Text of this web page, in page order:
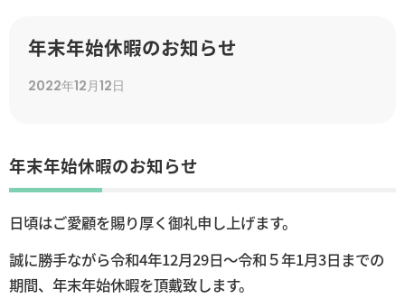
年末年始休暇のお知らせ
2022年12月12日
年末年始休暇のお知らせ
日頃はご愛顧を賜り厚く御礼申し上げます。
誠に勝手ながら令和4年12月29日～令和５年1月3日までの
期間、年末年始休暇を頂戴致します。